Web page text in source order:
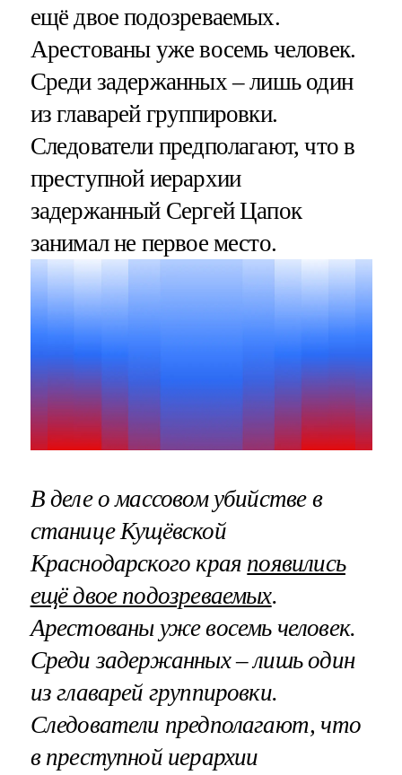
ещё двое подозреваемых.
Арестованы уже восемь человек.
Среди задержанных – лишь один
из главарей группировки.
Следователи предполагают, что в
преступной иерархии
задержанный Сергей Цапок
занимал не первое место.
В деле о массовом убийстве в
станице Кущёвской
Краснодарского края появились
ещё двое подозреваемых.
Арестованы уже восемь человек.
Среди задержанных – лишь один
из главарей группировки.
Следователи предполагают, что
в преступной иерархии